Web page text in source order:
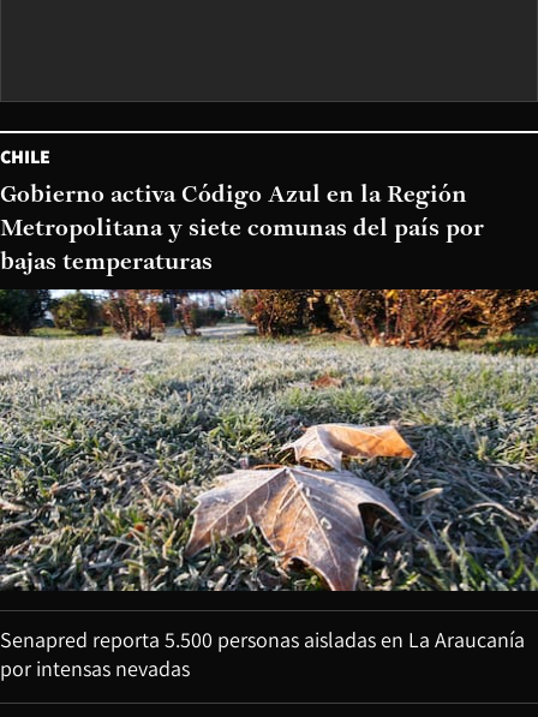
CHILE
Gobierno activa Código Azul en la Región
Metropolitana y siete comunas del país por
bajas temperaturas
Senapred reporta 5.500 personas aisladas en La Araucanía
por intensas nevadas